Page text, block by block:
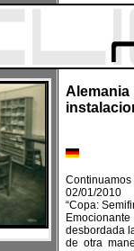
Alemania
02/01/2010
“Copa:
desbordada
de otra